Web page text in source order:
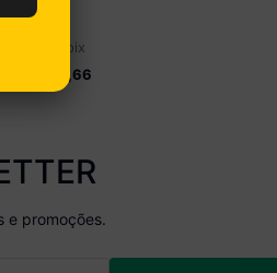
no pix
R$ 66,66
e promoções.